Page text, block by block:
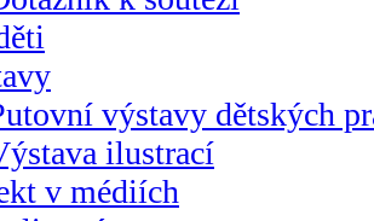
výstavy dětských
ilustrací
v médiích